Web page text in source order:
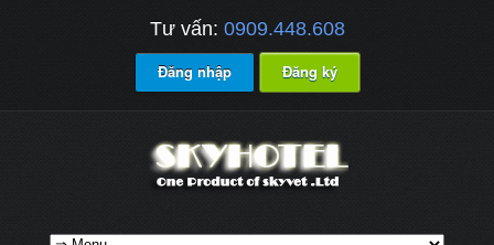
Tư vấn: 0909.448.608
Đăng nhập Đăng ký